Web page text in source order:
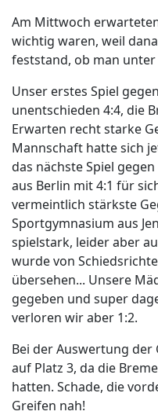
Am Mittwoch
wichtig waren, weil
feststand, ob man
Unser erstes Spiel
unentschieden 4:4, die
Erwarten recht starke
Mannschaft hatte sich
das nächste Spiel
aus Berlin mit 4:1 für
vermeintlich stärkste
Sportgymnasium aus
spielstark, leider aber
wurde von
übersehen... Unsere
gegeben und super
verloren wir aber 1:2.
Bei der Auswertung
auf Platz 3, da die
hatten. Schade, die
Greifen nah!